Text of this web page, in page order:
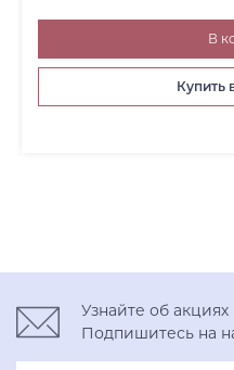
В
Купить
Узнайте об
Подпишитесь на